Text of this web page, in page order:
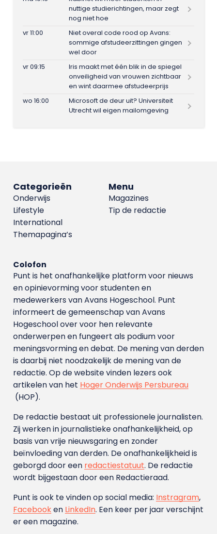
nuttige studierichtingen, maar zegt
nog niet hoe
vr 11:00
Niet overal code rood op Avans:
sommige afstudeerzittingen gingen
wel door
vr 09:15
Iris maakt met één blik in de spiegel
onveiligheid van vrouwen zichtbaar
en wint daarmee afstudeerprijs
wo 16:00
Microsoft de deur uit? Universiteit
Utrecht wil eigen mailomgeving
Menu
Magazines
Tip de redactie
Categorieën
Onderwijs
Lifestyle
International
Themapagina’s
Colofon
Punt is het onafhankelijke platform voor nieuws
en opinievorming voor studenten en
medewerkers van Avans Hoge­school. Punt
informeert de gemeenschap van Avans
Hogeschool over voor hen relevante
onderwerpen en fungeert als podium voor
meningsvorming en debat. De mening van derden
is daarbij niet noodzakelijk de mening van de
redactie. Op de website vinden lezers ook
artikelen van het Hoger Onderwijs Persbureau
(HOP).
De redactie bestaat uit professionele journalisten.
Zij werken in journalistieke onafhankelijkheid, op
basis van vrije nieuwsgaring en zonder
beïnvloeding van derden. De onafhankelijkheid is
geborgd door een redactiestatuut. De redactie
wordt bijgestaan door een Redactieraad.
Punt is ook te vinden op social media: Instragram,
Facebooken LinkedIn. Een keer per jaar verschijnt
er een magazine.